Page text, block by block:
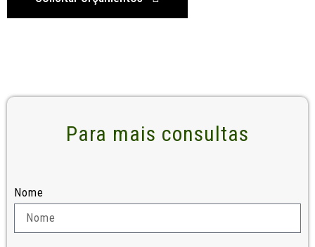
Para mais consultas
Nome